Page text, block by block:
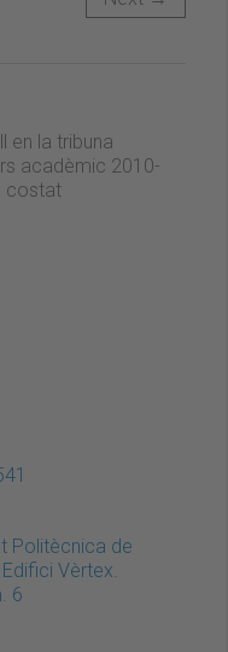
en la tribuna
acadèmic 2010-
costat
Politècnica de
Vèrtex.
6